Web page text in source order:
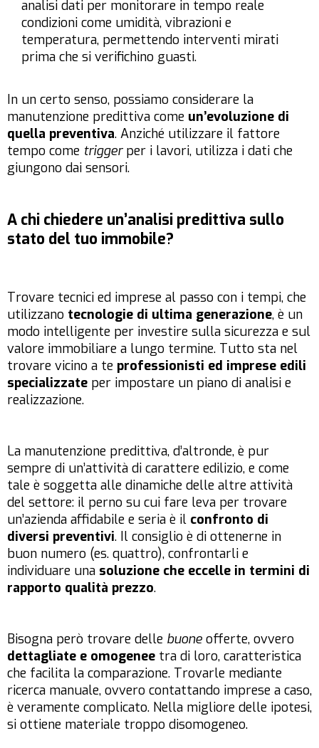
analisi dati per monitorare in tempo reale
condizioni come umidità, vibrazioni e
temperatura, permettendo interventi mirati
prima che si verifichino guasti.
In un certo senso, possiamo considerare la
manutenzione predittiva come un’evoluzione di
quella preventiva. Anziché utilizzare il fattore
tempo come triggerper i lavori, utilizza i dati che
giungono dai sensori.
A chi chiedere un’analisi predittiva sullo
stato del tuo immobile?
Trovare tecnici ed imprese al passo con i tempi, che
utilizzano tecnologie di ultima generazione, è un
modo intelligente per investire sulla sicurezza e sul
valore immobiliare a lungo termine. Tutto sta nel
trovare vicino a te professionisti ed imprese edili
specializzate per impostare un piano di analisi e
realizzazione.
La manutenzione predittiva, d’altronde, è pur
sempre di un’attività di carattere edilizio, e come
tale è soggetta alle dinamiche delle altre attività
del settore: il perno su cui fare leva per trovare
un’azienda affidabile e seria è il confronto di
diversi preventivi. Il consiglio è di ottenerne in
buon numero (es. quattro), confrontarli e
individuare una soluzione che eccelle in termini di
rapporto qualità prezzo.
Bisogna però trovare delle buone offerte, ovvero
dettagliate e omogenee tra di loro, caratteristica
che facilita la comparazione. Trovarle mediante
ricerca manuale, ovvero contattando imprese a caso,
è veramente complicato. Nella migliore delle ipotesi,
si ottiene materiale troppo disomogeneo.